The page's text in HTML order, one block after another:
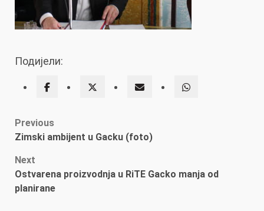
Подијели:
Post
Previous
Zimski ambijent u Gacku (foto)
Next
Ostvarena proizvodnja u RiTE Gacko manja od
planirane